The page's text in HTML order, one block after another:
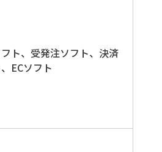
ト、受発注ソフト、決済
ECソフト